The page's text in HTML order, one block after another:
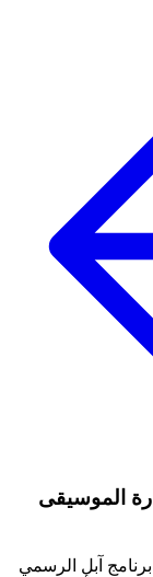
الموسيقى
آبل الرسمي